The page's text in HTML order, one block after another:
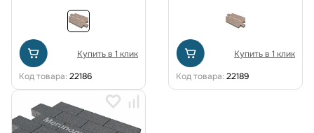
Купить в 1 клик
Код товара: 22186
Купить в 1 клик
Код товара: 22189